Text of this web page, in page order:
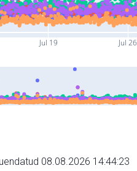
Jul 19 Jul 26
08.08.2026 14:44:23